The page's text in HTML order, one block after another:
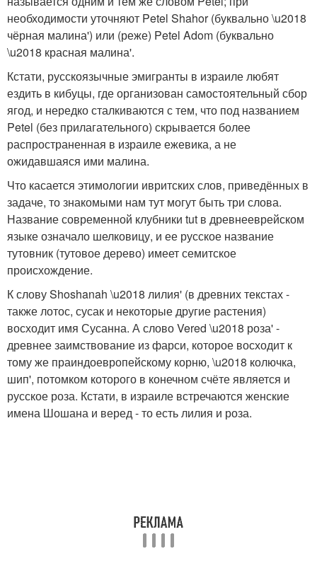
необходимости уточняют Petel Shahor (буквально \u2018
чёрная малина') или (реже) Petel Adom (буквально
\u2018 красная малина'.
Кстати, русскоязычные эмигранты в израиле любят
ездить в кибуцы, где организован самостоятельный сбор
ягод, и нередко сталкиваются с тем, что под названием
Petel (без прилагательного) скрывается более
распространенная в израиле ежевика, а не
ожидавшаяся ими малина.
Что касается этимологии ивритских слов, приведённых в
задаче, то знакомыми нам тут могут быть три слова.
Название современной клубники tut в древнееврейском
языке означало шелковицу, и ее русское название
тутовник (тутовое дерево) имеет семитское
происхождение.
К слову Shoshanah \u2018 лилия' (в древних текстах -
также лотос, сусак и некоторые другие растения)
восходит имя Сусанна. А слово Vered \u2018 роза' -
древнее заимствование из фарси, которое восходит к
тому же праиндоевропейскому корню, \u2018 колючка,
шип', потомком которого в конечном счёте является и
русское роза. Кстати, в израиле встречаются женские
имена Шошана и веред - то есть лилия и роза.